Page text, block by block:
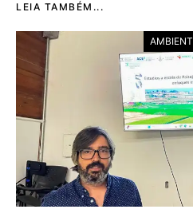
LEIA TAMBÉM...